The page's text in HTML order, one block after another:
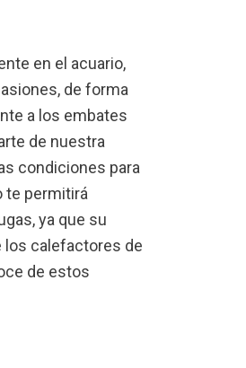
en el acuario,
de forma
a los embates
de nuestra
condiciones para
te permitirá
ya que su
los calefactores de
de estos